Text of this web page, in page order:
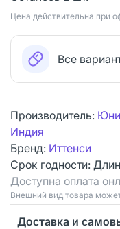
Цена действительна при
Все
Производитель:
Индия
Бренд: Иттенси
Срок годности:
Доступна оплата
Bнешний вид товара
Доставка и